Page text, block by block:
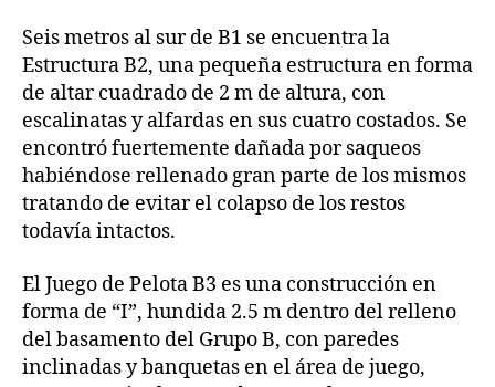
Seis metros al sur de B1 se encuentra la
Estructura B2, una pequeña estructura en forma
de altar cuadrado de 2 m de altura, con
escalinatas y alfardas en sus cuatro costados. Se
encontró fuertemente dañada por saqueos
habiéndose rellenado gran parte de los mismos
tratando de evitar el colapso de los restos
todavía intactos.
El Juego de Pelota B3 es una construcción en
forma de “I”, hundida 2.5 m dentro del relleno
del basamento del Grupo B, con paredes
inclinadas y banquetas en el área de juego,